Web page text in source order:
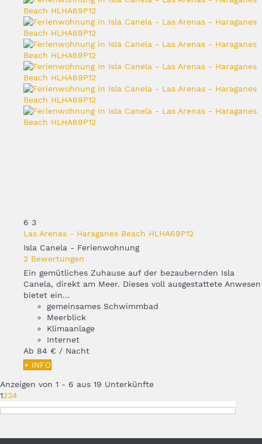
6 3
Las Arenas - Haraganes Beach HLHA69P12
Isla Canela - Ferienwohnung
2 Bewertungen
Ein gemütliches Zuhause auf der bezaubernden Isla
Canela, direkt am Meer. Dieses voll ausgestattete Anwesen
bietet ein...
gemeinsames Schwimmbad
Meerblick
Klimaanlage
Internet
Ab 84 € / Nacht
+ INFO
Anzeigen von 1 - 6 aus 19 Unterkünfte
1234